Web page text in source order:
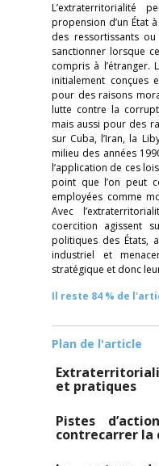
L’extraterritorialité
propension d’un État
des ressortissants
sanctionner lorsque
compris à l’étranger.
initialement conçues
pour des raisons
lutte contre la
mais aussi pour des
sur Cuba, l’Iran, la
milieu des années
l’application de ces
point que l’on peut
employées comme
Avec
coercition agissent
politiques des États,
industriel et
stratégique et donc
Il reste 84 % de
Plan de l'article
et pratiques
Pistes
contrecarrer la